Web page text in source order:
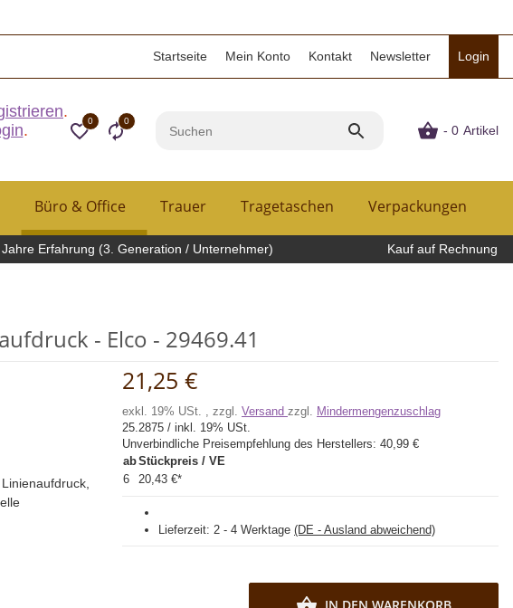
Startseite Mein Konto Kontakt Newsletter Login
.
.
0 0
- 0 Artikel
Büro & Office Trauer Tragetaschen Verpackungen
Erfahrung (3. Generation / Unternehmer) Kauf auf Rechnung
- Elco - 29469.41
Lieferzeit: 2 - 4 Werktage (DE - Ausland abweichend)
21,25 €
exkl. 19% USt. , zzgl. Versand zzgl. Mindermengenzuschlag
25.2875 / inkl. 19% USt.
Unverbindliche Preisempfehlung des Herstellers: 40,99 €
abStückpreis / VE
6
20,43 €*